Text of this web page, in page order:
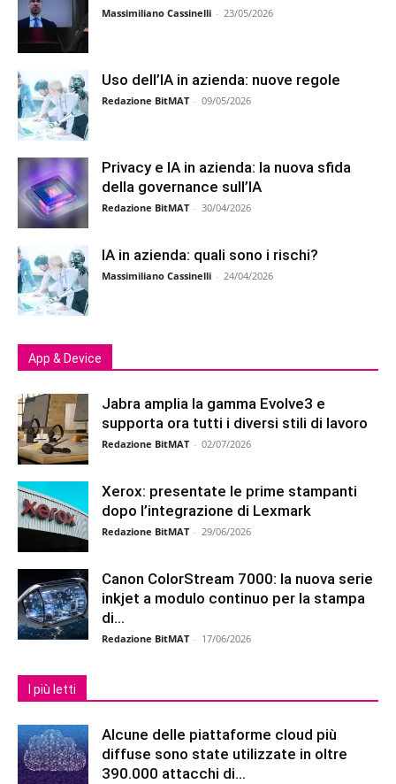
Massimiliano Cassinelli - 23/05/2026
Uso dell’IA in azienda: nuove regole
Redazione BitMAT - 09/05/2026
Privacy e IA in azienda: la nuova sfida
della governance sull’IA
Redazione BitMAT - 30/04/2026
IA in azienda: quali sono i rischi?
Massimiliano Cassinelli - 24/04/2026
App & Device
Jabra amplia la gamma Evolve3 e
supporta ora tutti i diversi stili di lavoro
Redazione BitMAT - 02/07/2026
Xerox: presentate le prime stampanti
dopo l’integrazione di Lexmark
Redazione BitMAT - 29/06/2026
Canon ColorStream 7000: la nuova serie
inkjet a modulo continuo per la stampa
di...
Redazione BitMAT - 17/06/2026
I più letti
Alcune delle piattaforme cloud più
diffuse sono state utilizzate in oltre
390.000 attacchi di...